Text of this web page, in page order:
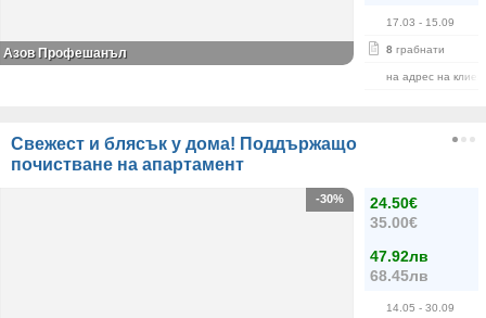
17.03 - 15.09
8 грабнати
на адрес на
Азов Профешанъл
Свежест и блясък у дома! Поддържащо
почистване на апартамент
24.50€
35.00€
47.92лв
68.45лв
14.05 - 30.09
-30%